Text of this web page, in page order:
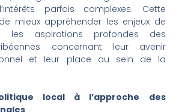
parfois complexes. Cette
mieux appréhender les enjeux de
les aspirations profondes des
concernant leur avenir
et leur place au sein de la
local à l’approche des